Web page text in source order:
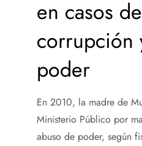
en casos de
corrupción
poder
En 2010, la madre de
Ministerio Público por
abuso de poder, según